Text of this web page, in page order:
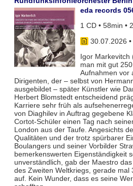
eda records
1 CD • 58min •
30.07.2026 •
Igor Markevitch
man mit gut
Aufnahmen vor
Dirigenten, der – selbst von
ausgebildet – später Künstler wie
Herbert Blomstedt entscheidend
Karriere sehr früh als
von Diaghilev in Auftrag gegebene
Cortot-Schüler einen Tag nach
London aus der Taufe. Angesichts
Qualitäten und der trotz spürbarer
Boulangers und seiner Vorbilder
bemerkenswerten Eigenständigkeit
unverständlich, gab der Maestro
des Zweiten Weltkriegs, gerade mal
auf. Kein Wunder, dass es seine